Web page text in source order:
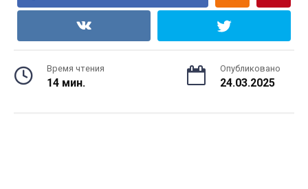
Время чтения
14 мин.
Опубликовано
24.03.2025